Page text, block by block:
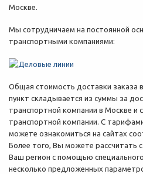
Москве.
Мы сотрудничаем на постоянной
транспортными компаниями:
Общая стоимость доставки заказа
пункт складывается из суммы за
транспортной компании в Москве и
транспортной компании. С
можете ознакомиться на сайтах
Более того, Вы можете рассчитать
Ваш регион с помощью
несколько предложенных